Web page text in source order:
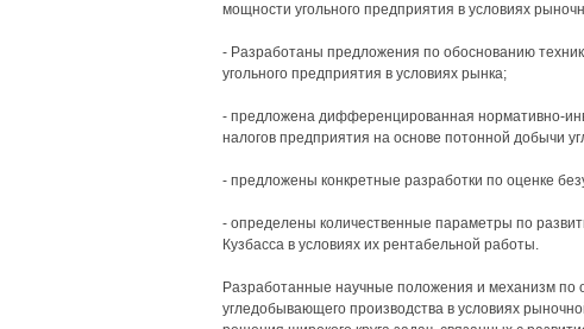
мощности угольного предприятия в условиях
- Разработаны предложения по обоснованию
угольного предприятия в условиях рынка;
- предложена дифференцированная нормативно-
налогов предприятия на основе потонной добычи
- предложены конкретные разработки по оценке
- определены количественные параметры по
Кузбасса в условиях их рентабельной работы.
Разработанные научные положения и механизм по
угледобывающего производства в условиях